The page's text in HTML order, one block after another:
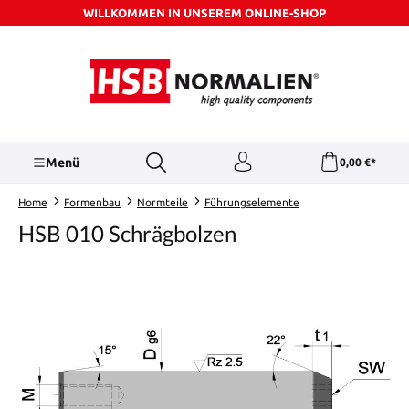
Zum Hauptinhalt springenWILLKOMMEN IN UNSEREM ONLINE-SHOP
Menü 0,00 €*
Home Formenbau Normteile Führungselemente
HSB 010 Schrägbolzen